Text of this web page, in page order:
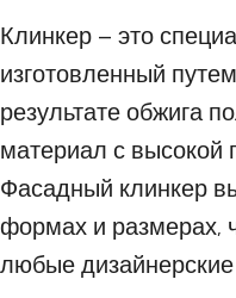
Клинкер – это
изготовленный
результате обжига
материал с высокой
Фасадный клинкер
формах и размерах,
любые дизайнерские